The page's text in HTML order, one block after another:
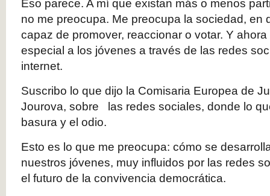
Eso parece. A mí que existan más o menos
no me preocupa. Me preocupa la sociedad, en
capaz de promover, reaccionar o votar. Y ahora
especial a los jóvenes a través de las redes
internet.
Suscribo lo que dijo la Comisaria Europea de
Jourova, sobre las redes sociales, donde lo
basura y el odio.
Esto es lo que me preocupa: cómo se
nuestros jóvenes, muy influidos por las redes
el futuro de la convivencia democrática.